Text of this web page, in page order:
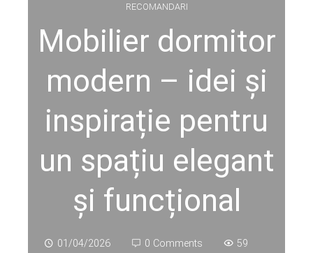
RECOMANDARI
Mobilier dormitor
modern – idei și
inspirație pentru
un spațiu elegant
și funcțional
01/04/2026 0 Comments
59